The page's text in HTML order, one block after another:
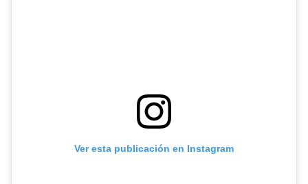
Ver esta publicación en Instagram